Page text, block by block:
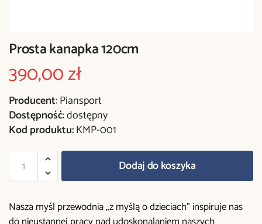
Prosta kanapka 120cm
390,00zł
Producent: Piansport
Dostępność: dostępny
Kod produktu:KMP-001
Dodaj do koszyka
Nasza myśl przewodnia „z myślą o dzieciach” inspiruje nas